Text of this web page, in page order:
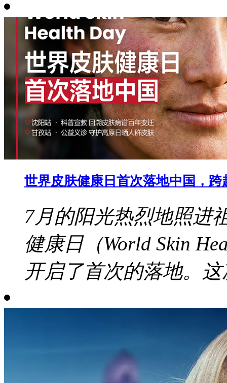
世界皮肤健康日首次落地中国，
7月的阳光热烈地照进
健康日（World Skin
开启了首次的落地。这